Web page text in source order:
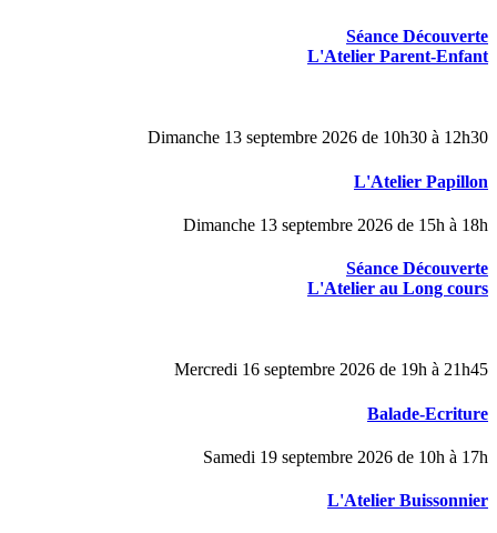
Séance Découverte
L'Atelier Parent-Enfant
Dimanche 13 septembre 2026 de 10h30 à 12h30
L'Atelier Papillon
Dimanche 13 septembre 2026 de 15h à 18h
Séance Découverte
L'Atelier au Long cours
Mercredi 16 septembre 2026 de 19h à 21h45
Balade-Ecriture
Samedi 19 septembre 2026 de 10h à 17h
L'Atelier Buissonnier